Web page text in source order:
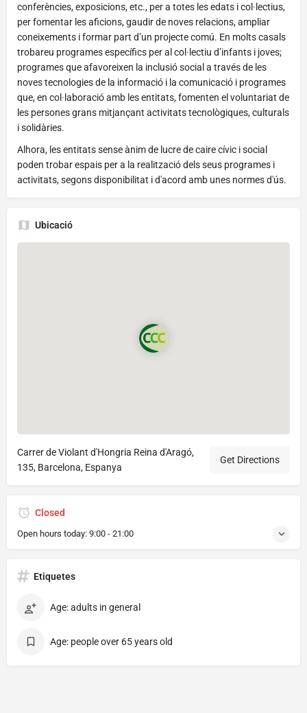
conferències, exposicions, etc., per a totes les edats i col·lectius,
per fomentar les aficions, gaudir de noves relacions, ampliar
coneixements i formar part d’un projecte comú. En molts casals
trobareu programes específics per al col·lectiu d’infants i joves;
programes que afavoreixen la inclusió social a través de les
noves tecnologies de la informació i la comunicació i programes
que, en col·laboració amb les entitats, fomenten el voluntariat de
les persones grans mitjançant activitats tecnològiques, culturals
i solidàries.
Alhora, les entitats sense ànim de lucre de caire cívic i social
poden trobar espais per a la realització dels seus programes i
activitats, segons disponibilitat i d'acord amb unes normes d'ús.
Ubicació
Carrer de Violant d'Hongria Reina d'Aragó,
135, Barcelona, Espanya
Get Directions
Closed
Open hours today: 9:00 - 21:00
Etiquetes
Age: adults in general
Age: people over 65 years old